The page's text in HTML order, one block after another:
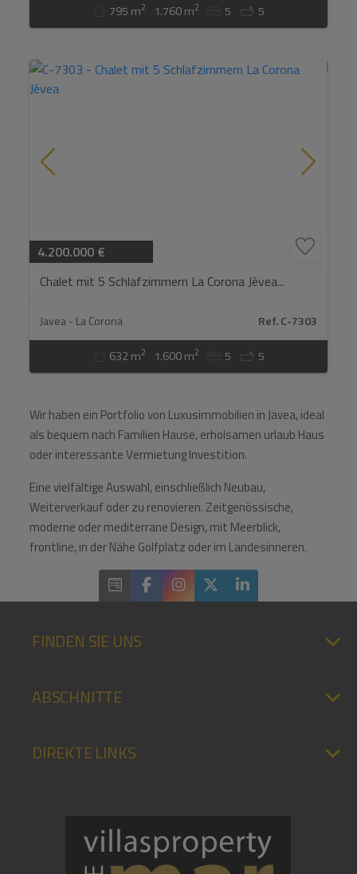
795 m2 1.760 m2 5 5
4.200.000 €
Chalet mit 5 Schlafzimmern La Corona Jévea...
Javea - La Corona Ref. C-7303
632 m2 1.600 m2 5 5
Wir haben ein Portfolio von Luxusimmobilien in Javea, ideal
als bequem nach Familien Hause, erholsamen urlaub Haus
oder interessante Vermietung Investition.
Eine vielfältige Auswahl, einschließlich Neubau,
Weiterverkauf oder zu renovieren. Zeitgenössische,
moderne oder mediterrane Design, mit Meerblick,
frontline, in der Nähe Golfplatz oder im Landesinneren.
FINDEN SIE UNS
ABSCHNITTE
DIREKTE LINKS